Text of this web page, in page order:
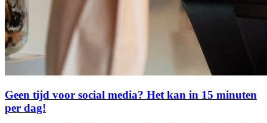
Geen tijd voor social media? Het kan in 15 minuten
per dag!